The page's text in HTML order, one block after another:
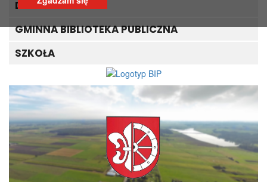
DLA TURYSTY
GMINNA BIBLIOTEKA PUBLICZNA
SZKOŁA